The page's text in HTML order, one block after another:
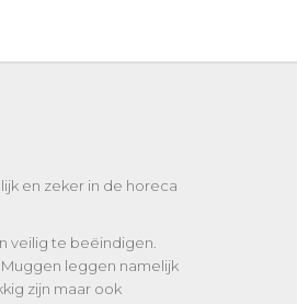
en zeker in de horeca
veilig te beëindigen.
leggen namelijk
zijn maar ook